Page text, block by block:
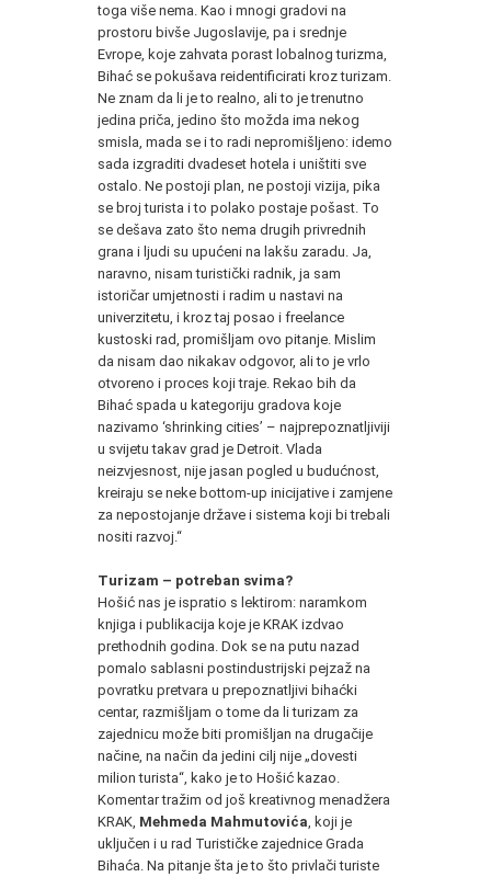
toga više nema. Kao i mnogi gradovi na
prostoru bivše Jugoslavije, pa i srednje
Evrope, koje zahvata porast lobalnog turizma,
Bihać se pokušava reidentificirati kroz turizam.
Ne znam da li je to realno, ali to je trenutno
jedina priča, jedino što možda ima nekog
smisla, mada se i to radi nepromišljeno: idemo
sada izgraditi dvadeset hotela i uništiti sve
ostalo. Ne postoji plan, ne postoji vizija, pika
se broj turista i to polako postaje pošast. To
se dešava zato što nema drugih privrednih
grana i ljudi su upućeni na lakšu zaradu. Ja,
naravno, nisam turistički radnik, ja sam
istoričar umjetnosti i radim u nastavi na
univerzitetu, i kroz taj posao i freelance
kustoski rad, promišljam ovo pitanje. Mislim
da nisam dao nikakav odgovor, ali to je vrlo
otvoreno i proces koji traje. Rekao bih da
Bihać spada u kategoriju gradova koje
nazivamo ‘shrinking cities’ – najprepoznatljiviji
u svijetu takav grad je Detroit. Vlada
neizvjesnost, nije jasan pogled u budućnost,
kreiraju se neke bottom-up inicijative i zamjene
za nepostojanje države i sistema koji bi trebali
nositi razvoj.“
Turizam – potreban svima?
Hošić nas je ispratio s lektirom: naramkom
knjiga i publikacija koje je KRAK izdvao
prethodnih godina. Dok se na putu nazad
pomalo sablasni postindustrijski pejzaž na
povratku pretvara u prepoznatljivi bihaćki
centar, razmišljam o tome da li turizam za
zajednicu može biti promišljan na drugačije
načine, na način da jedini cilj nije „dovesti
milion turista“, kako je to Hošić kazao.
Komentar tražim od još kreativnog menadžera
KRAK, Mehmeda Mahmutovića , koji je
uključen i u rad Turističke zajednice Grada
Bihaća. Na pitanje šta je to što privlači turiste